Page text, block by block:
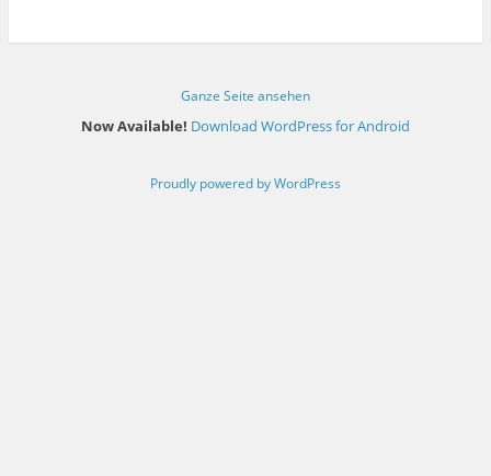
Ganze Seite ansehen
Now Available! Download WordPress for Android
Proudly powered by WordPress